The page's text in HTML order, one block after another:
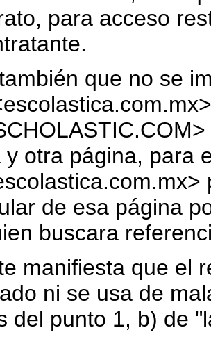
para acceso
que no se
y otra página, para
de esa página
buscara
manifiesta que el
ni se usa de
del punto 1, b) de